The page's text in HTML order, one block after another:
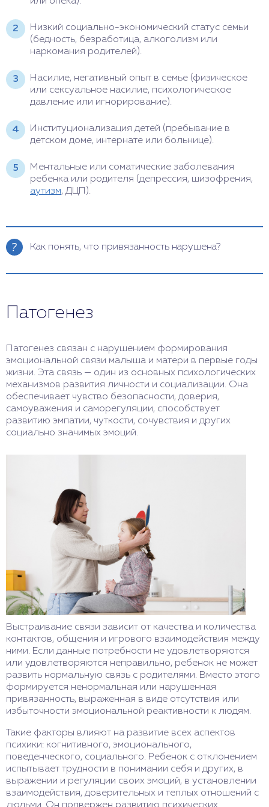
Низкий социально-экономический статус семьи
(бедность, безработица, алкоголизм или
наркомания родителей).
Насилие, негативный опыт в семье (физическое
или сексуальное насилие, психологическое
давление или игнорирование).
Институционализация детей (пребывание в
детском доме, интернате или больнице).
Ментальные или соматические заболевания
ребенка или родителя (депрессия, шизофрения,
аутизм, ДЦП).
Как понять, что привязанность нарушена?
Существуют разные типы привязанности:
диагнозом чаще всего наблюдается
неустойчивость в проявлении эмоций и
поведения по отношению к родителям или
опекунам: дети то проявляют интерес и ласку,
то отвергают их или боятся их;
неумение устанавливать доверительные
отношения с другими людьми, особенно со
сверстниками;
пассивности;
отсутствие эмпатии и сочувствия к другим;
сложности в обучении и развитии.
Если вы заметили у вашего ребенка похожие
симптомы, необходимо обратиться к специалисту
за помощью. Расстройства привязанности
поддаются коррекции с помощью психотерапии и
налаживания семейных отношений.
Патогенез
Патогенез связан с нарушением формирования
эмоциональной связи малыша и матери в первые годы
жизни. Эта связь — один из основных психологических
механизмов развития личности и социализации. Она
обеспечивает чувство безопасности, доверия,
самоуважения и саморегуляции, способствует
развитию эмпатии, чуткости, сочувствия и других
социально значимых эмоций.
Выстраивание связи зависит от качества и количества
контактов, общения и игрового взаимодействия между
ними. Если данные потребности не удовлетворяются
или удовлетворяются неправильно, ребенок не может
развить нормальную связь с родителями. Вместо этого
формируется ненормальная или нарушенная
привязанность, выраженная в виде отсутствия или
избыточности эмоциональной реактивности к людям.
Такие факторы влияют на развитие всех аспектов
психики: когнитивного, эмоционального,
поведенческого, социального. Ребенок с отклонением
испытывает трудности в понимании себя и других, в
выражении и регуляции своих эмоций, в установлении
взаимодействия, доверительных и теплых отношений с
людьми. Он подвержен развитию психических